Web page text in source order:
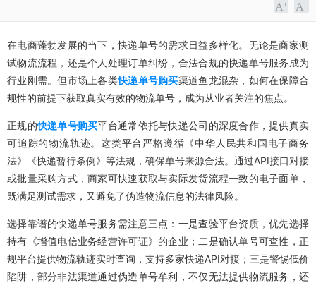
在电商蓬勃发展的当下，快递单号的需求日益多样化。无论是商家测
试物流流程，还是个人处理订单纠纷，合法合规的快递单号服务成为
行业刚需。但市场上各类快递单号购买渠道鱼龙混杂，如何在保障合
规性的前提下获取真实有效的物流单号，成为从业者关注的焦点。
正规的快递单号购买平台通常依托与快递公司的深度合作，提供真实
可追踪的物流轨迹。这类平台严格遵循《中华人民共和国电子商务
法》《快递暂行条例》等法规，确保单号来源合法。通过API接口对接
或批量采购方式，商家可快速获取与实际发货流程一致的电子面单，
既满足测试需求，又避免了伪造物流信息的法律风险。
选择靠谱的快递单号服务需注意三点：一是查验平台资质，优先选择
持有《增值电信业务经营许可证》的企业；二是确认单号可查性，正
规平台提供物流轨迹实时查询，支持多家快递API对接；三是警惕低价
陷阱，部分非法渠道通过伪造单号牟利，不仅无法提供物流服务，还